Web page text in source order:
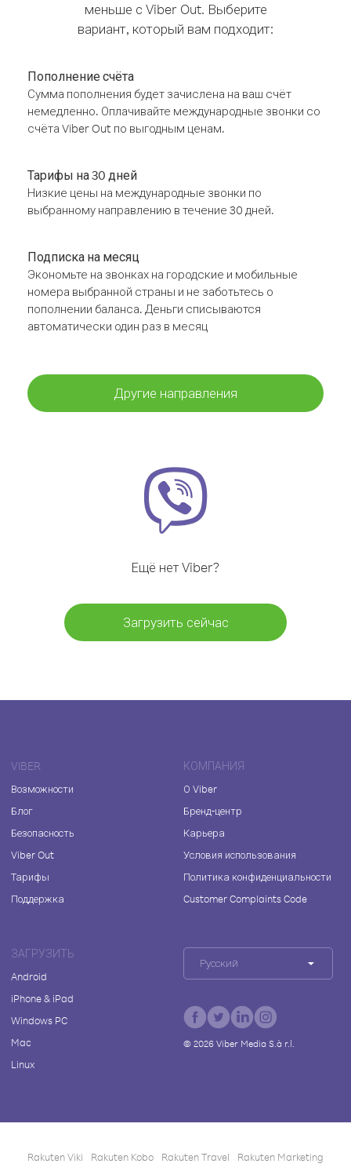
меньше с Viber Out. Выберите
вариант, который вам подходит:
Пополнение счёта
Сумма пополнения будет зачислена на ваш счёт
немедленно. Оплачивайте международные звонки со
счёта Viber Out по выгодным ценам.
Тарифы на 30 дней
Низкие цены на международные звонки по
выбранному направлению в течение 30 дней.
Подписка на месяц
Экономьте на звонках на городские и мобильные
номера выбранной страны и не заботьтесь о
пополнении баланса. Деньги списываются
автоматически один раз в месяц
Другие направления
Ещё нет Viber?
Загрузить сейчас
VIBER
Возможности
Блог
Безопасность
Viber Out
Тарифы
Поддержка
КОМПАНИЯ
О Viber
Бренд-центр
Карьера
Условия использования
Политика конфиденциальности
Customer Complaints Code
ЗАГРУЗИТЬ
Android
iPhone & iPad
Windows PC
Mac
Linux
Русский
© 2026Viber Media S.à r.l.
Rakuten Viki Rakuten Kobo Rakuten Travel Rakuten Marketing